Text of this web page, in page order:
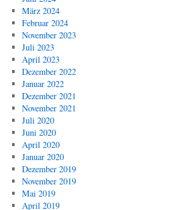
März 2024
Februar 2024
November 2023
Juli 2023
April 2023
Dezember 2022
Januar 2022
Dezember 2021
November 2021
Juli 2020
Juni 2020
April 2020
Januar 2020
Dezember 2019
November 2019
Mai 2019
April 2019